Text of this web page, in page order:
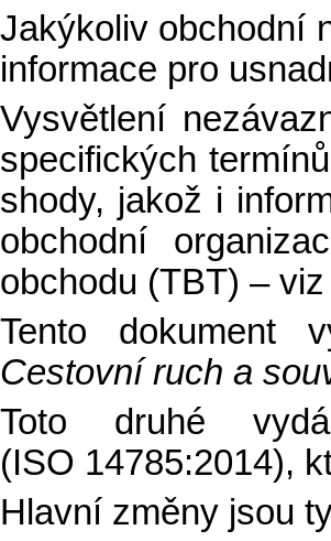
Jakýkoliv obchodní
informace pro
Vysvětlení
specifických
shody, jakož i
obchodní
obchodu (TBT) – viz
Tento dokument
Cestovní ruch a
Toto druhé
(ISO 14785:2014),
Hlavní změny jsou